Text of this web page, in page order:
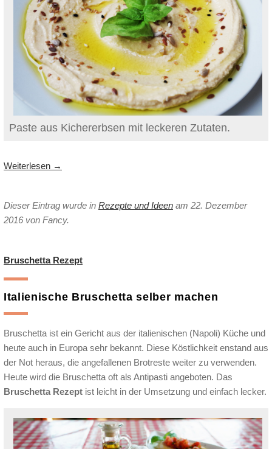
Paste aus Kichererbsen mit leckeren Zutaten.
Weiterlesen →
Dieser Eintrag wurde in Rezepte und Ideen am 22. Dezember
2016 von Fancy.
Bruschetta Rezept
Italienische Bruschetta selber machen
Bruschetta ist ein Gericht aus der italienischen (Napoli) Küche und
heute auch in Europa sehr bekannt. Diese Köstlichkeit enstand aus
der Not heraus, die angefallenen Brotreste weiter zu verwenden.
Heute wird die Bruschetta oft als Antipasti angeboten. Das
Bruschetta Rezept ist leicht in der Umsetzung und einfach lecker.